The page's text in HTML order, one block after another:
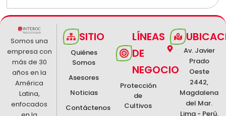
Pallar
Palto
Papa
Paprika
Pepino
Pimiento
Quinua
Sandía
Tomate
Somos una
empresa con
más de 30
años en la
América
Latina,
enfocados
SITIO
Quiénes
Somos
Asesores
Noticias
Contáctenos
LÍNEAS
DE
NEGOCIO
Protección
de
Cultivos
Av. Javier
Prado
Oeste
2442,
Magdalena
del Mar.
Lima - Perú.